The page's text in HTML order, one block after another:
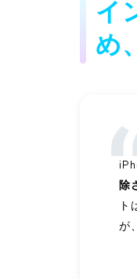
イ
め
除
が